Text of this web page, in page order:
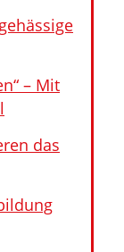
– Mit
das